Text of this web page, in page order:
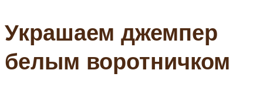
Украшаем джемпер
белым воротничком